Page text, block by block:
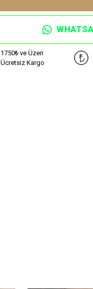
1750₺ ve Üzeri
Ücretsiz Kargo